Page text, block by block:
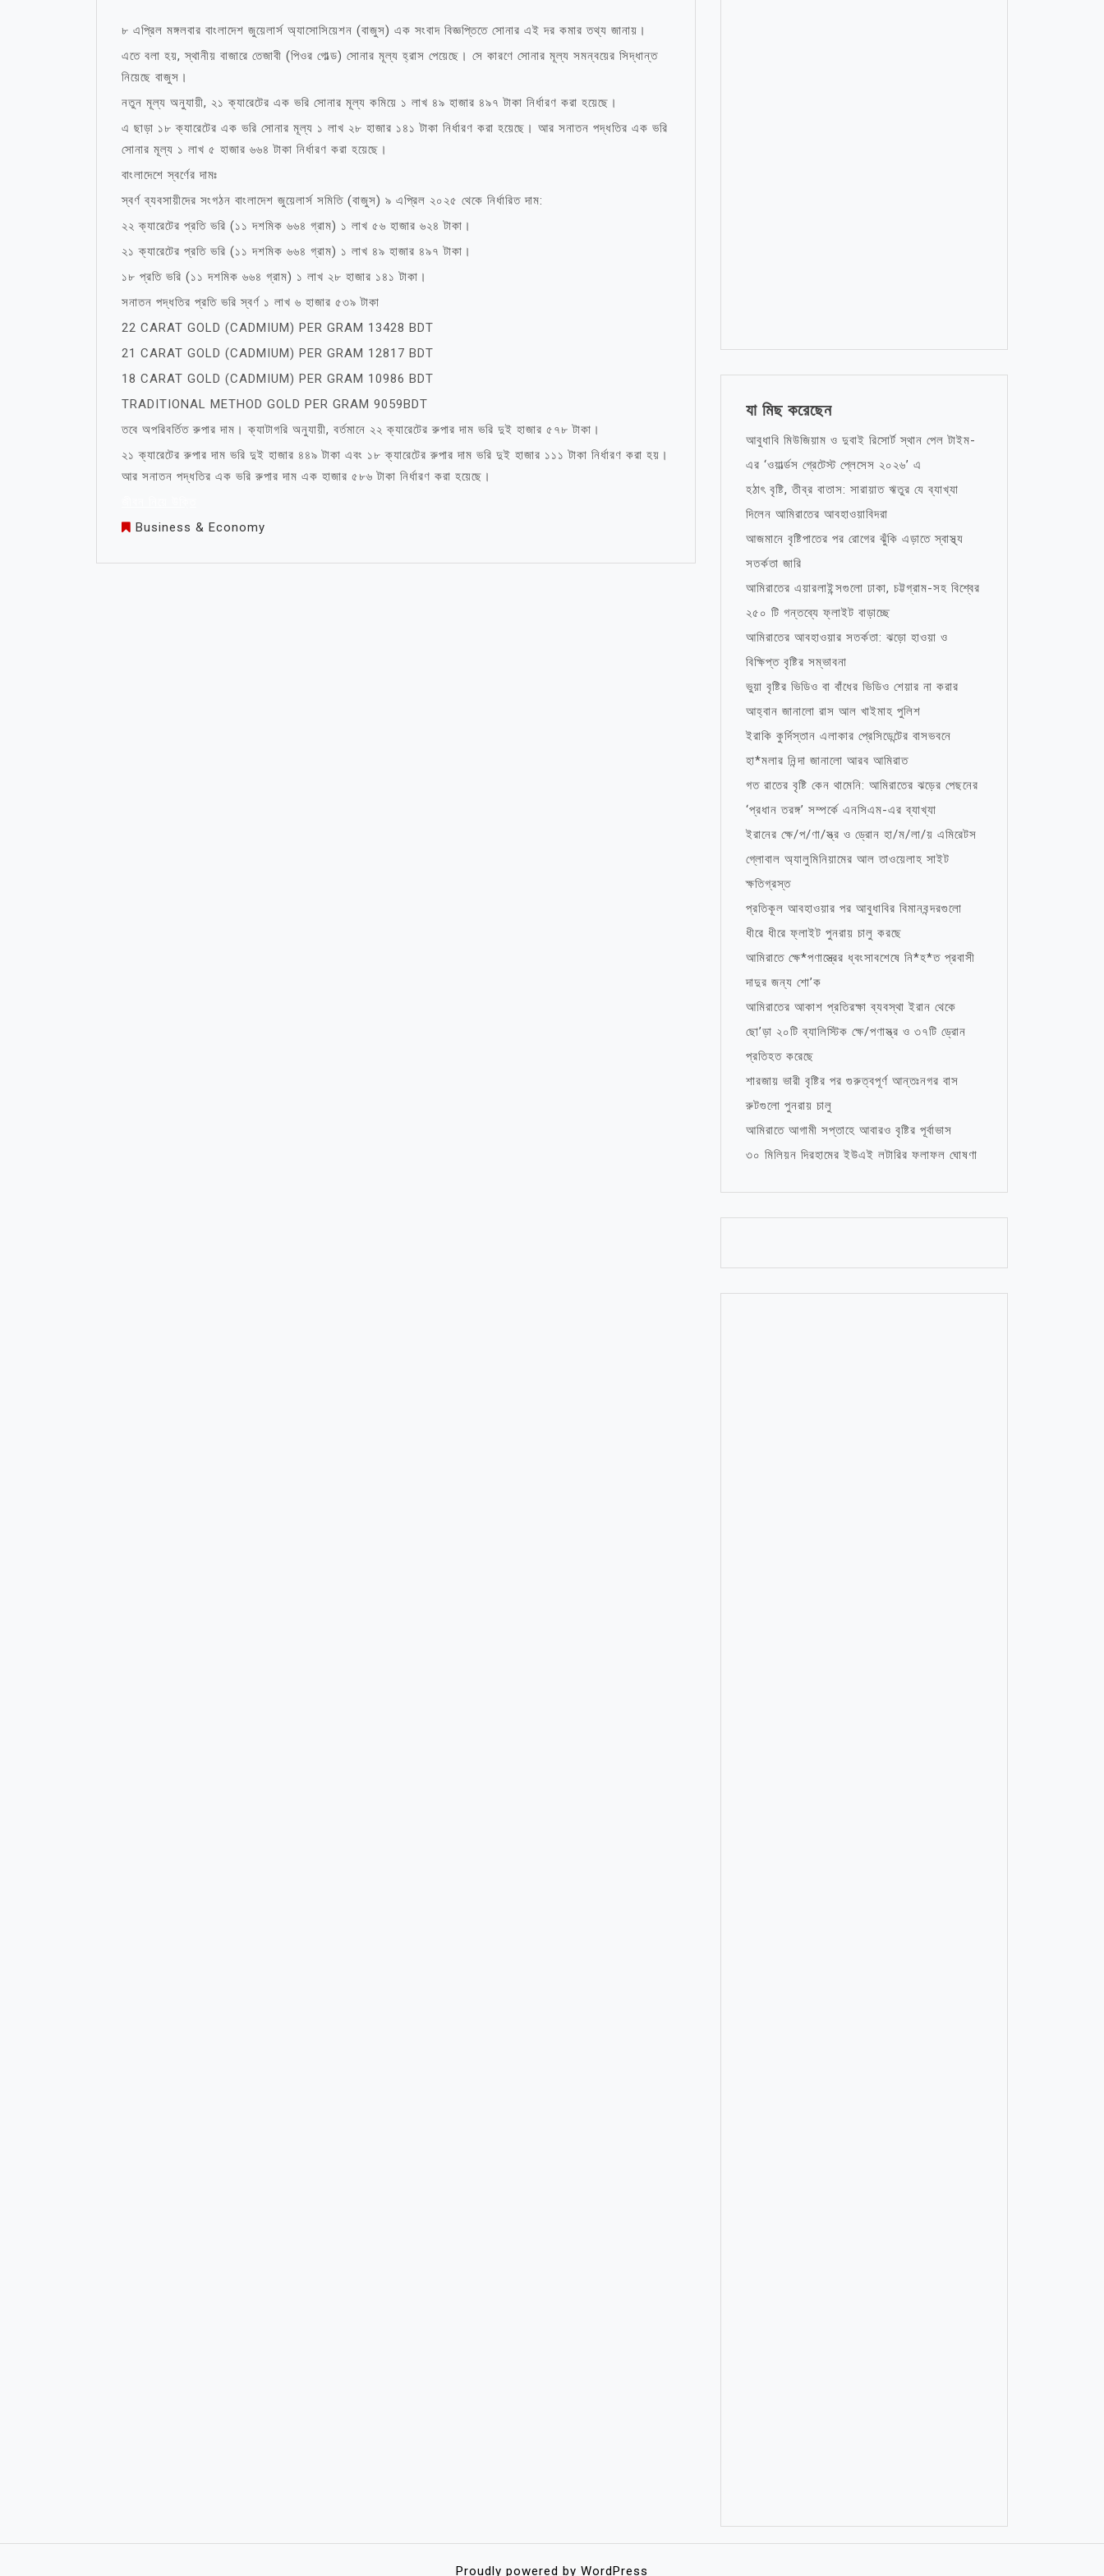
৮ এপ্রিল মঙ্গলবার বাংলাদেশ জুয়েলার্স অ্যাসোসিয়েশন (বাজুস) এক সংবাদ বিজ্ঞপ্তিতে সোনার এই দর কমার তথ্য জানায়।
এতে বলা হয়, স্থানীয় বাজারে তেজাবী (পিওর গোল্ড) সোনার মূল্য হ্রাস পেয়েছে। সে কারণে সোনার মূল্য সমন্বয়ের সিদ্ধান্ত
নিয়েছে বাজুস।
নতুন মূল্য অনুযায়ী, ২১ ক্যারেটের এক ভরি সোনার মূল্য কমিয়ে ১ লাখ ৪৯ হাজার ৪৯৭ টাকা নির্ধারণ করা হয়েছে।
এ ছাড়া ১৮ ক্যারেটের এক ভরি সোনার মূল্য ১ লাখ ২৮ হাজার ১৪১ টাকা নির্ধারণ করা হয়েছে। আর সনাতন পদ্ধতির এক ভরি
সোনার মূল্য ১ লাখ ৫ হাজার ৬৬৪ টাকা নির্ধারণ করা হয়েছে।
বাংলাদেশে স্বর্ণের দামঃ
স্বর্ণ ব্যবসায়ীদের সংগঠন বাংলাদেশ জুয়েলার্স সমিতি (বাজুস) ৯ এপ্রিল ২০২৫ থেকে নির্ধারিত দাম:
২২ ক্যারেটের প্রতি ভরি (১১ দশমিক ৬৬৪ গ্রাম) ১ লাখ ৫৬ হাজার ৬২৪ টাকা।
২১ ক্যারেটের প্রতি ভরি (১১ দশমিক ৬৬৪ গ্রাম) ১ লাখ ৪৯ হাজার ৪৯৭ টাকা।
১৮ প্রতি ভরি (১১ দশমিক ৬৬৪ গ্রাম) ১ লাখ ২৮ হাজার ১৪১ টাকা।
সনাতন পদ্ধতির প্রতি ভরি স্বর্ণ ১ লাখ ৬ হাজার ৫৩৯ টাকা
22 CARAT GOLD (CADMIUM) PER GRAM 13428 BDT
21 CARAT GOLD (CADMIUM) PER GRAM 12817 BDT
18 CARAT GOLD (CADMIUM) PER GRAM 10986 BDT
TRADITIONAL METHOD GOLD PER GRAM 9059BDT
তবে অপরিবর্তিত রুপার দাম। ক্যাটাগরি অনুযায়ী, বর্তমানে ২২ ক্যারেটের রুপার দাম ভরি দুই হাজার ৫৭৮ টাকা।
২১ ক্যারেটের রুপার দাম ভরি দুই হাজার ৪৪৯ টাকা এবং ১৮ ক্যারেটের রুপার দাম ভরি দুই হাজার ১১১ টাকা নির্ধারণ করা হয়।
আর সনাতন পদ্ধতির এক ভরি রুপার দাম এক হাজার ৫৮৬ টাকা নির্ধারণ করা হয়েছে।
Business & Economy
যা মিছ করেছেন
আবুধাবি মিউজিয়াম ও দুবাই রিসোর্ট স্থান পেল টাইম-
এর ‘ওয়ার্ল্ডস গ্রেটেস্ট প্লেসেস ২০২৬’ এ
হঠাৎ বৃষ্টি, তীব্র বাতাস: সারায়াত ঋতুর যে ব্যাখ্যা
দিলেন আমিরাতের আবহাওয়াবিদরা
আজমানে বৃষ্টিপাতের পর রোগের ঝুঁকি এড়াতে স্বাস্থ্য
সতর্কতা জারি
আমিরাতের এয়ারলাইন্সগুলো ঢাকা, চট্টগ্রাম-সহ বিশ্বের
২৫০ টি গন্তব্যে ফ্লাইট বাড়াচ্ছে
আমিরাতের আবহাওয়ার সতর্কতা: ঝড়ো হাওয়া ও
বিক্ষিপ্ত বৃষ্টির সম্ভাবনা
ভুয়া বৃষ্টির ভিডিও বা বাঁধের ভিডিও শেয়ার না করার
আহ্বান জানালো রাস আল খাইমাহ পুলিশ
ইরাকি কুর্দিস্তান এলাকার প্রেসিডেন্টের বাসভবনে
হা*মলার নিন্দা জানালো আরব আমিরাত
গত রাতের বৃষ্টি কেন থামেনি: আমিরাতের ঝড়ের পেছনের
‘প্রধান তরঙ্গ’ সম্পর্কে এনসিএম-এর ব্যাখ্যা
ইরানের ক্ষে/প/ণা/স্ত্র ও ড্রোন হা/ম/লা/য় এমিরেটস
গ্লোবাল অ্যালুমিনিয়ামের আল তাওয়েলাহ সাইট
ক্ষতিগ্রস্ত
প্রতিকূল আবহাওয়ার পর আবুধাবির বিমানবন্দরগুলো
ধীরে ধীরে ফ্লাইট পুনরায় চালু করছে
আমিরাতে ক্ষে*পণাস্ত্রের ধ্বংসাবশেষে নি*হ*ত প্রবাসী
দাদুর জন্য শো’ক
আমিরাতের আকাশ প্রতিরক্ষা ব্যবস্থা ইরান থেকে
ছো’ড়া ২০টি ব্যালিস্টিক ক্ষে/পণাস্ত্র ও ৩৭টি ড্রোন
প্রতিহত করেছে
শারজায় ভারী বৃষ্টির পর গুরুত্বপূর্ণ আন্তঃনগর বাস
রুটগুলো পুনরায় চালু
আমিরাতে আগামী সপ্তাহে আবারও বৃষ্টির পূর্বাভাস
৩০ মিলিয়ন দিরহামের ইউএই লটারির ফলাফল ঘোষণা
Proudly powered by WordPress